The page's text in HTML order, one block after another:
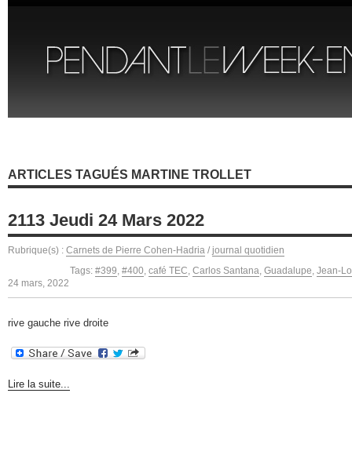
ARTICLES TAGUÉS MARTINE TROLLET
2113 Jeudi 24 Mars 2022
Rubrique(s) : Carnets de Pierre Cohen-Hadria / journal quotidien
Tags: #399, #400, café TEC, Carlos Santana, Guadalupe, Jean-
24 mars, 2022
rive gauche rive droite
Lire la suite...